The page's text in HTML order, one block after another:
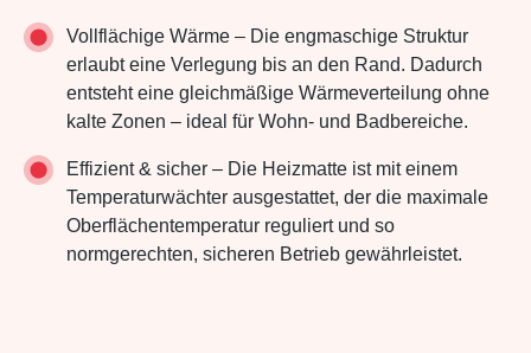
Vollflächige Wärme – Die engmaschige Struktur
erlaubt eine Verlegung bis an den Rand. Dadurch
entsteht eine gleichmäßige Wärmeverteilung ohne
kalte Zonen – ideal für Wohn- und Badbereiche.
Effizient & sicher – Die Heizmatte ist mit einem
Temperaturwächter ausgestattet, der die maximale
Oberflächentemperatur reguliert und so
normgerechten, sicheren Betrieb gewährleistet.